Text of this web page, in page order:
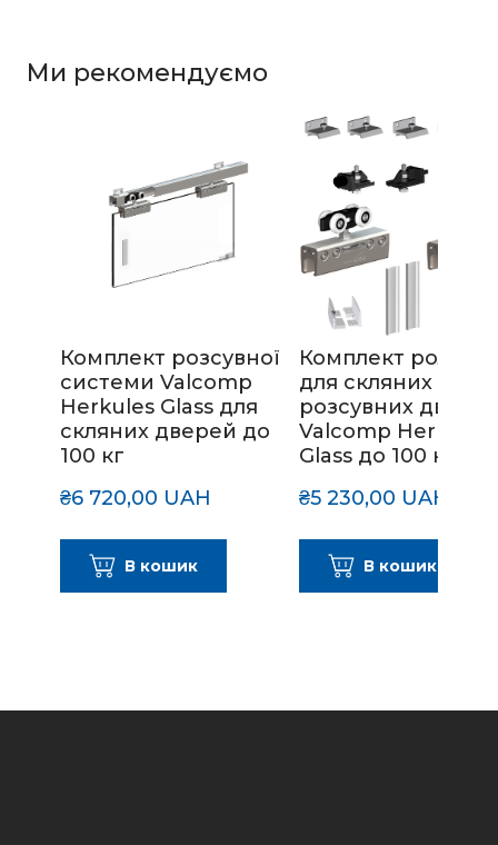
Ми рекомендуємо
Комплект розсувної
системи Valcomp
Herkules Glass для
скляних дверей до
100 кг
₴6 720,00 UAH
В кошик
Комплект роликів
для скляних
розсувних
Valcomp Herkules
Glass до 100 кг
₴5 230,00 UAH
В кошик